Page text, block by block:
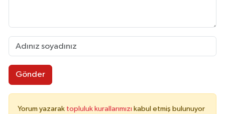
Gönder
Yorum yazarak topluluk kurallarımızı kabul etmiş bulunuyor